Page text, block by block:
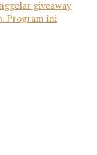
giveaway
Program ini